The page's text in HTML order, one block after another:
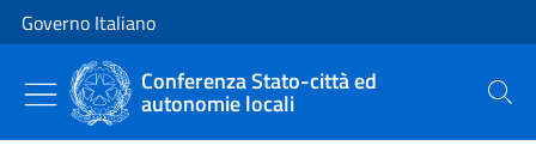
Vai al contenuto
Vai alla navigazione del sito
Governo Italiano
Conferenza Stato-città ed
autonomie locali Cerca